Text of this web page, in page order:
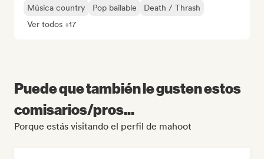
Música country
Pop bailable
Death / Thrash
Ver todos +17
Puede que también le gusten estos
comisarios/pros...
Porque estás visitando el perfil de mahoot